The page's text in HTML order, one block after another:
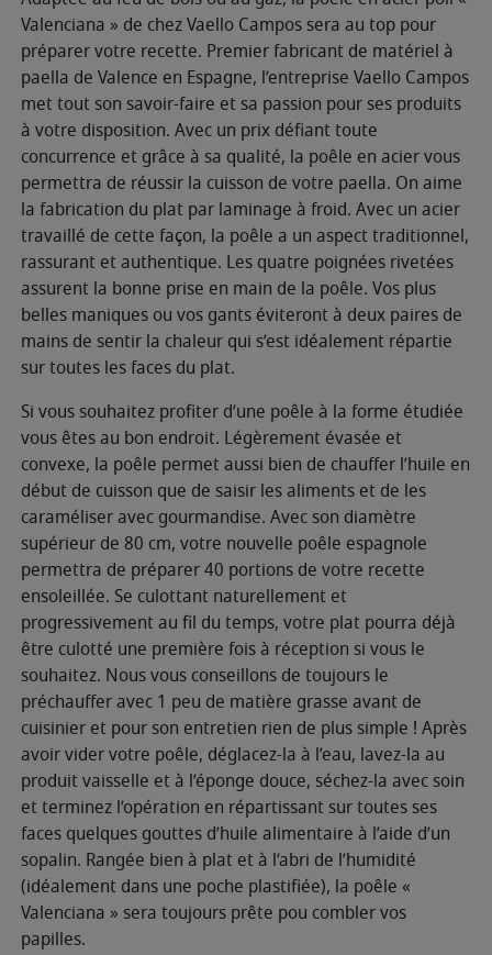
Valenciana » de chez Vaello Campos sera au top pour
préparer votre recette. Premier fabricant de matériel à
paella de Valence en Espagne, l’entreprise Vaello Campos
met tout son savoir-faire et sa passion pour ses produits
à votre disposition. Avec un prix défiant toute
concurrence et grâce à sa qualité, la poêle en acier vous
permettra de réussir la cuisson de votre paella. On aime
la fabrication du plat par laminage à froid. Avec un acier
travaillé de cette façon, la poêle a un aspect traditionnel,
rassurant et authentique. Les quatre poignées rivetées
assurent la bonne prise en main de la poêle. Vos plus
belles maniques ou vos gants éviteront à deux paires de
mains de sentir la chaleur qui s’est idéalement répartie
sur toutes les faces du plat.
Si vous souhaitez profiter d’une poêle à la forme étudiée
vous êtes au bon endroit. Légèrement évasée et
convexe, la poêle permet aussi bien de chauffer l’huile en
début de cuisson que de saisir les aliments et de les
caraméliser avec gourmandise. Avec son diamètre
supérieur de 80 cm, votre nouvelle poêle espagnole
permettra de préparer 40 portions de votre recette
ensoleillée. Se culottant naturellement et
progressivement au fil du temps, votre plat pourra déjà
être culotté une première fois à réception si vous le
souhaitez. Nous vous conseillons de toujours le
préchauffer avec 1 peu de matière grasse avant de
cuisinier et pour son entretien rien de plus simple ! Après
avoir vider votre poêle, déglacez-la à l’eau, lavez-la au
produit vaisselle et à l’éponge douce, séchez-la avec soin
et terminez l’opération en répartissant sur toutes ses
faces quelques gouttes d’huile alimentaire à l’aide d’un
sopalin. Rangée bien à plat et à l’abri de l’humidité
(idéalement dans une poche plastifiée), la poêle «
Valenciana » sera toujours prête pou combler vos
papilles.